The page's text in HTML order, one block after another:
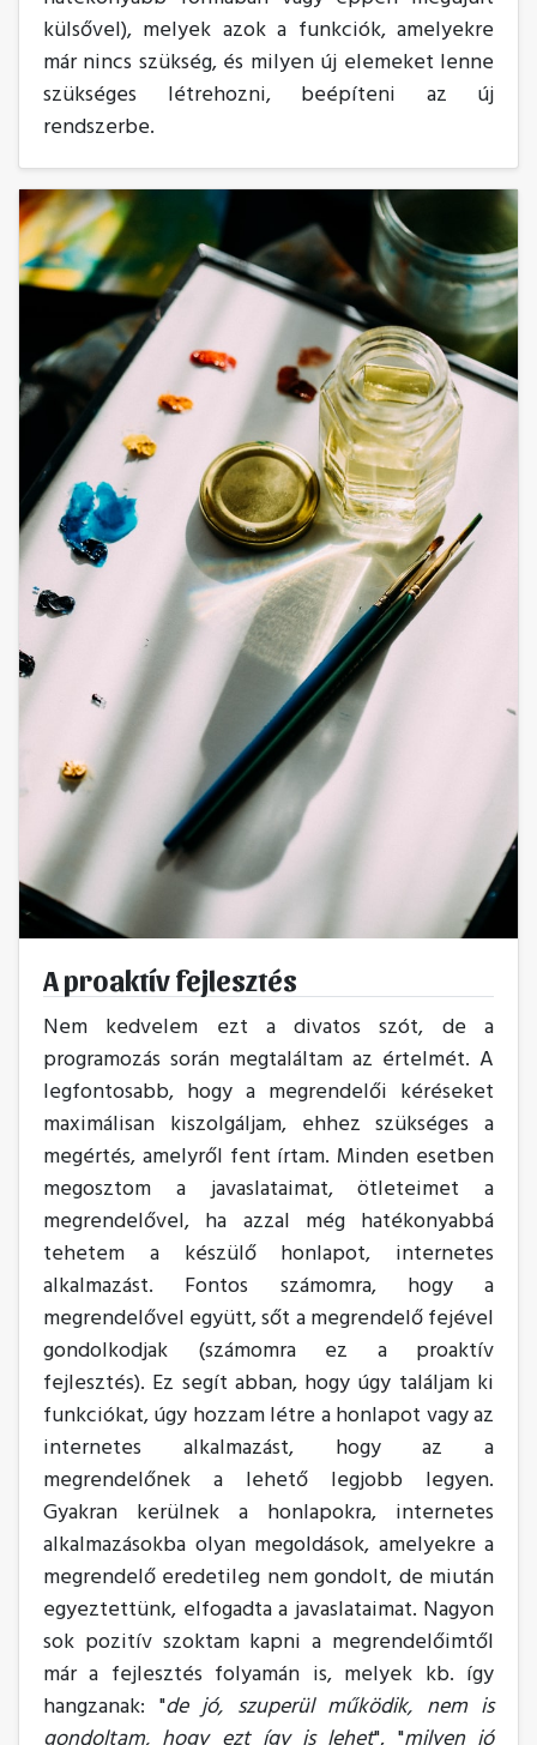
külsővel), melyek azok a funkciók, amelyekre
már nincs szükség, és milyen új elemeket lenne
szükséges létrehozni, beépíteni az új
rendszerbe.
A proaktív fejlesztés
Nem kedvelem ezt a divatos szót, de a
programozás során megtaláltam az értelmét. A
legfontosabb, hogy a megrendelői kéréseket
maximálisan kiszolgáljam, ehhez szükséges a
megértés, amelyről fent írtam. Minden esetben
megosztom a javaslataimat, ötleteimet a
megrendelővel, ha azzal még hatékonyabbá
tehetem a készülő honlapot, internetes
alkalmazást. Fontos számomra, hogy a
megrendelővel együtt, sőt a megrendelő fejével
gondolkodjak (számomra ez a proaktív
fejlesztés). Ez segít abban, hogy úgy találjam ki
funkciókat, úgy hozzam létre a honlapot vagy az
internetes alkalmazást, hogy az a
megrendelőnek a lehető legjobb legyen.
Gyakran kerülnek a honlapokra, internetes
alkalmazásokba olyan megoldások, amelyekre a
megrendelő eredetileg nem gondolt, de miután
egyeztettünk, elfogadta a javaslataimat. Nagyon
sok pozitív szoktam kapni a megrendelőimtől
már a fejlesztés folyamán is, melyek kb. így
hangzanak: "de jó, szuperül működik, nem is